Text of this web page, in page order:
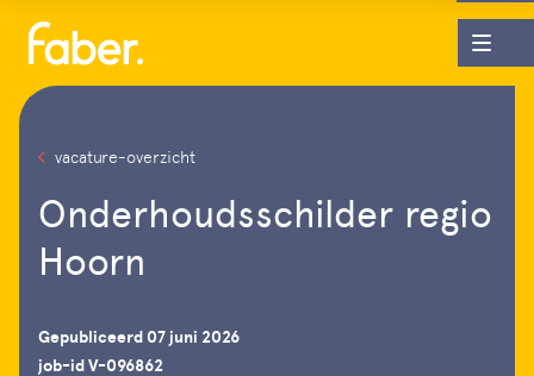
vacature-overzicht
Onderhoudsschilder regio
Hoorn
Gepubliceerd 07 juni 2026
job-id V-096862